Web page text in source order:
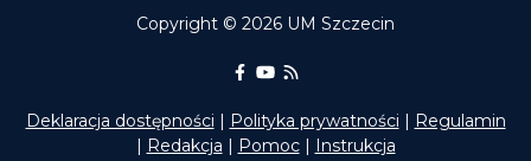
Copyright © 2026 UM Szczecin
Portal Edukacyjny na Facebooku
kanał Youtube Portalu
Deklaracja dostępności | Polityka prywatności | Regulamin
| Redakcja | Pomoc| Instrukcja